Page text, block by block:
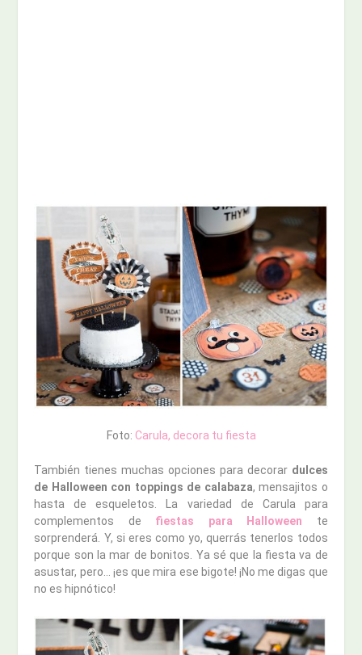
Foto: Carula, decora tu fiesta
También tienes muchas opciones para decorar dulces
de Halloween con toppings de calabaza, mensajitos o
hasta de esqueletos. La variedad de Carula para
complementos de fiestas para Halloween te
sorprenderá. Y, si eres como yo, querrás tenerlos todos
porque son la mar de bonitos. Ya sé que la fiesta va de
asustar, pero… ¡es que mira ese bigote! ¡No me digas que
no es hipnótico!